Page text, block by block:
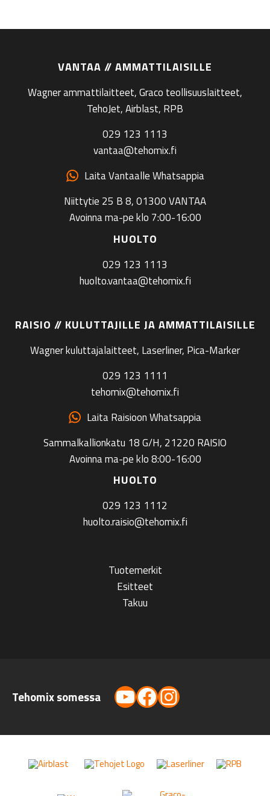
VANTAA // AMMATTILAISILLE
Wagner ammattilaitteet, Graco teollisuuslaitteet,
TehoJet, Airblast, RPB
029 123 1113
vantaa@tehomix.fi
Laita Vantaalle Whatsappia
Niittytie 25 B 8, 01300 VANTAA
Avoinna ma-pe klo 7:00-16:00
HUOLTO
029 123 1113
huolto.vantaa@tehomix.fi
RAISIO // KULUTTAJILLE JA AMMATTILAISILLE
Wagner kuluttajalaitteet, Laserliner, Pica-Marker
029 123 1111
tehomix@tehomix.fi
Laita Raisioon Whatsappia
Sammalkallionkatu 18 G/H, 21220 RAISIO
Avoinna ma-pe klo 8:00-16:00
HUOLTO
029 123 1112
huolto.raisio@tehomix.fi
Tuotemerkit
Esitteet
Takuu
Tehomix somessa YouTube
Facebook
Instagram